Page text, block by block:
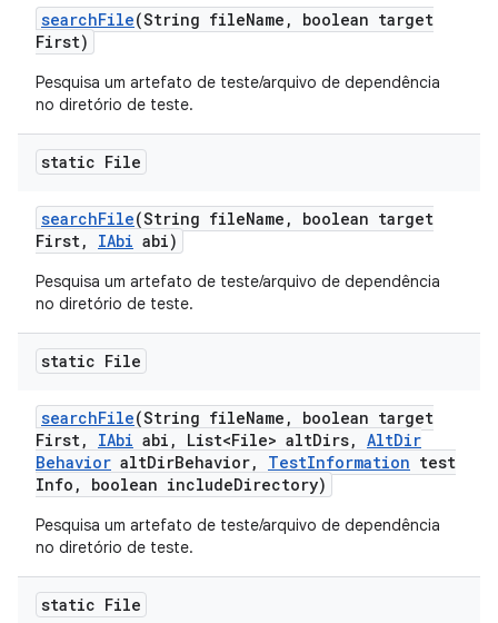
searchFile(String fileName ,
boolean target
First)
Pesquisa um artefato de teste/arquivo de dependência
no diretório de teste.
static File
searchFile(String fileName ,
boolean target
First, IAbi abi)
Pesquisa um artefato de teste/arquivo de dependência
no diretório de teste.
static File
searchFile(String fileName ,
boolean target
First, IAbi abi , List<File> altDirs, AltDir
Behavior altDirBehavior, TestInformation test
Info , boolean includeDirectory)
Pesquisa um artefato de teste/arquivo de dependência
no diretório de teste.
static File